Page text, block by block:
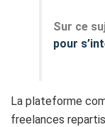
Sur ce
pour
La plateforme
freelances